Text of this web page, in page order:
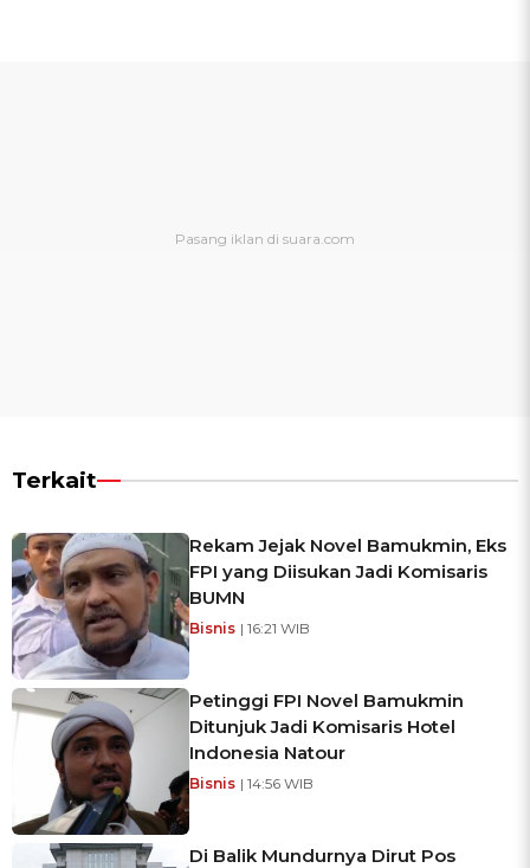
Terkait
Rekam Jejak Novel Bamukmin, Eks
FPI yang Diisukan Jadi Komisaris
BUMN
Bisnis | 16:21 WIB
Petinggi FPI Novel Bamukmin
Ditunjuk Jadi Komisaris Hotel
Indonesia Natour
Bisnis | 14:56 WIB
Di Balik Mundurnya Dirut Pos